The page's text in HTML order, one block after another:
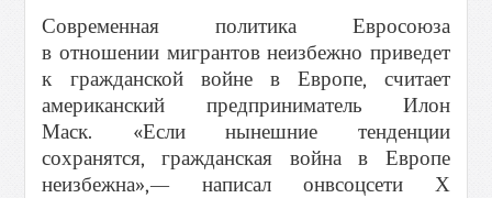
Современная политика Евросоюза
в отношении мигрантов неизбежно приведет
к гражданской войне в Европе, считает
американский предприниматель Илон
Маск. «Если нынешние тенденции
сохранятся, гражданская война в Европе
неизбежна»,— написал онвсоцсети Х